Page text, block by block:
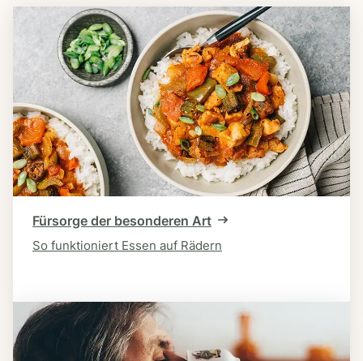
Fürsorge der besonderen Art
So funktioniert Essen auf Rädern